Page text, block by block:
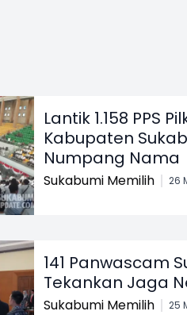
Lantik 1.158 PPS
Kabupaten
Numpang Nama
Sukabumi Memilih 26
141 Panwascam
Tekankan Jaga
Sukabumi Memilih 25